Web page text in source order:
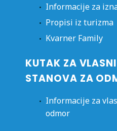
Informacije za
Propisi iz turizma
Kvarner Family
KUTAK ZA
STANOVA ZA
Informacije za
odmor